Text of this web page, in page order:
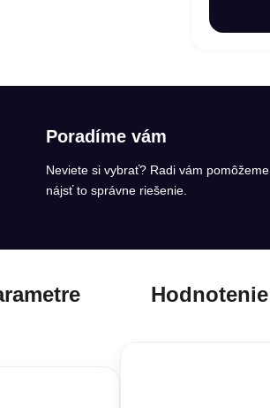
Poradíme vám
Neviete si vybrať? Radi vám pomôžeme
nájsť to správne riešenie.
Hodnotenie